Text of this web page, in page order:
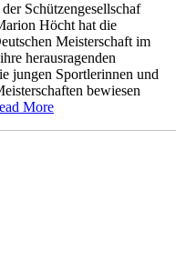
Schützengesellschaf
Höcht hat die
Meisterschaft im
herausragenden
jungen Sportlerinnen und
bewiesen
More